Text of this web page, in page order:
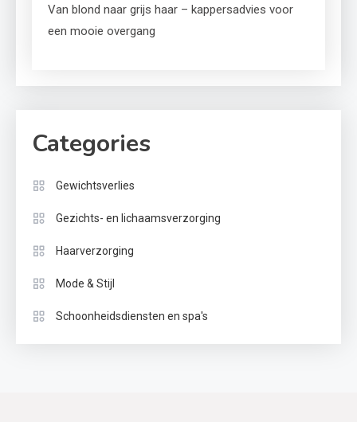
Van blond naar grijs haar – kappersadvies voor
een mooie overgang
Categories
Gewichtsverlies
Gezichts- en lichaamsverzorging
Haarverzorging
Mode & Stijl
Schoonheidsdiensten en spa's